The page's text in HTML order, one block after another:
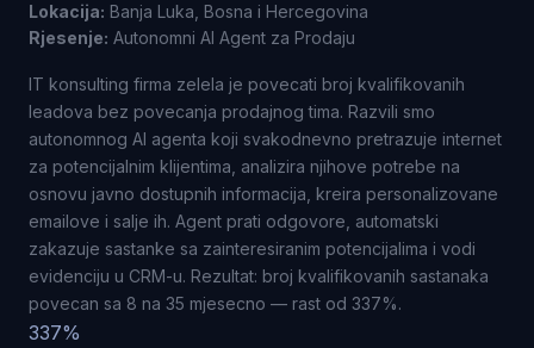
Lokacija: Banja Luka, Bosna i Hercegovina
Rjesenje: Autonomni AI Agent za Prodaju
IT konsulting firma zelela je povecati broj kvalifikovanih
leadova bez povecanja prodajnog tima. Razvili smo
autonomnog AI agenta koji svakodnevno pretrazuje internet
za potencijalnim klijentima, analizira njihove potrebe na
osnovu javno dostupnih informacija, kreira personalizovane
emailove i salje ih. Agent prati odgovore, automatski
zakazuje sastanke sa zainteresiranim potencijalima i vodi
evidenciju u CRM-u. Rezultat: broj kvalifikovanih sastanaka
povecan sa 8 na 35 mjesecno — rast od 337%.
337%